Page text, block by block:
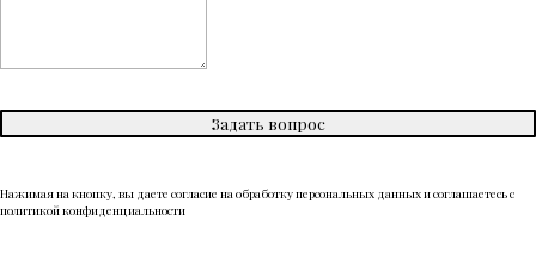
Задать вопрос
Нажимая на кнопку, вы даете согласие на обработку персональных данных и соглашаетесь c
политикой конфиденциальности